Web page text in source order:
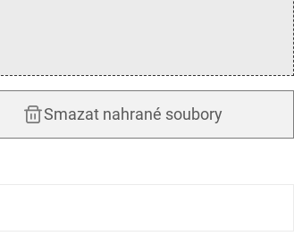
Smazat nahrané soubory